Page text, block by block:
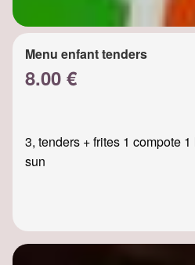
Menu enfant tenders
8.00 €
3, tenders + frites 1 compote
sun